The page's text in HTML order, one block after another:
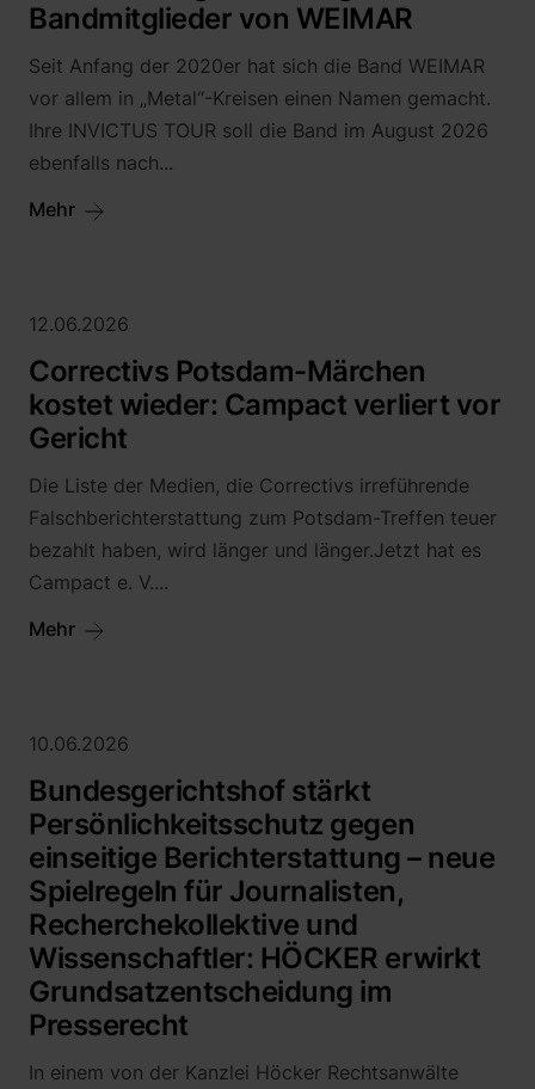
Alice Haag
Martin Neu, LL.M. (Exeter)
Sebastian Saar
Rafael Sarlak
Katharina Leye
Jonathan Horst
Bandmitglieder von WEIMAR
Seit Anfang der 2020er hat sich die Band WEIMAR
vor allem in „Metal“-Kreisen einen Namen gemacht.
Ihre INVICTUS TOUR soll die Band im August 2026
ebenfalls nach...
Mehr
12.06.2026
Correctivs Potsdam-Märchen
kostet wieder: Campact verliert vor
Gericht
Die Liste der Medien, die Correctivs irreführende
Falschberichterstattung zum Potsdam-Treffen teuer
bezahlt haben, wird länger und länger.Jetzt hat es
Campact e. V....
Mehr
10.06.2026
Bundesgerichtshof stärkt
Persönlichkeitsschutz gegen
einseitige Berichterstattung – neue
Spielregeln für Journalisten,
Recherchekollektive und
Wissenschaftler: HÖCKER erwirkt
Grundsatzentscheidung im
Presserecht
In einem von der Kanzlei Höcker Rechtsanwälte